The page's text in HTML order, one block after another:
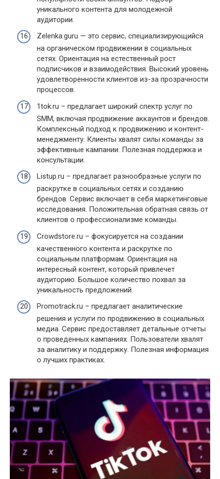
уникального контента для молодежной
аудитории.
Zelenka.guru — это сервис, специализирующийся
на органическом продвижении в социальных
сетях. Ориентация на естественный рост
подписчиков и взаимодействия. Высокий уровень
удовлетворенности клиентов из-за прозрачности
процессов.
1tok.ru – предлагает широкий спектр услуг по
SMM, включая продвижение аккаунтов и брендов.
Комплексный подход к продвижению и контент-
менеджменту. Клиенты хвалят силы команды за
эффективные кампании. Полезная поддержка и
консультации.
Listup.ru – предлагает разнообразные услуги по
раскрутке в социальных сетях и созданию
брендов. Сервис включает в себя маркетинговые
исследования. Положительная обратная связь от
клиентов о профессионализме команды.
Crowdstore.ru – фокусируется на создании
качественного контента и раскрутке по
социальным платформам. Ориентация на
интересный контент, который привлечет
аудиторию. Большое количество похвал за
уникальность предложений.
Promotrack.ru – предлагает аналитические
решения и услуги по продвижению в социальных
медиа. Сервис предоставляет детальные отчеты
о проведенных кампаниях. Пользователи хвалят
за аналитику и поддержку. Полезная информация
о лучших практиках.